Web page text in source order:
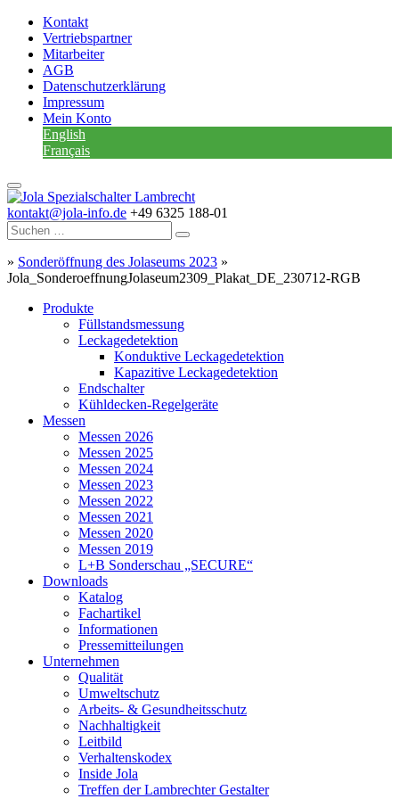
Kontakt
Vertriebspartner
Mitarbeiter
AGB
Datenschutzerklärung
Impressum
Mein Konto
English
Français
kontakt@jola-info.de +49 6325 188-01
» Sonderöffnung des Jolaseums 2023 »
Jola_SonderoeffnungJolaseum2309_Plakat_DE_230712-RGB
Produkte
Füllstandsmessung
Leckagedetektion
Konduktive Leckagedetektion
Kapazitive Leckagedetektion
Endschalter
Kühldecken-Regelgeräte
Messen
Messen 2026
Messen 2025
Messen 2024
Messen 2023
Messen 2022
Messen 2021
Messen 2020
Messen 2019
L+B Sonderschau „SECURE“
Downloads
Katalog
Fachartikel
Informationen
Pressemitteilungen
Unternehmen
Qualität
Umweltschutz
Arbeits- & Gesundheitsschutz
Nachhaltigkeit
Leitbild
Verhaltenskodex
Inside Jola
Treffen der Lambrechter Gestalter